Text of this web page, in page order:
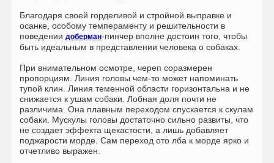
Благодаря своей горделивой и стройной выправке и
осанке, особому темпераменту и решительности в
поведении доберман-пинчер вполне достоин того, чтобы
быть идеальным в представлении человека о собаках.
При внимательном осмотре, череп соразмерен
пропорциям. Линия головы чем-то может напоминать
тупой клин. Линия теменной области горизонтальна и не
снижается к ушам собаки. Лобная доля почти не
различима. Она плавным переходом спускается к скулам
собаки. Мускулы головы достаточно сильно развиты, что
не создает эффекта щекастости, а лишь добавляет
поджарости морде. Сам переход ото лба к морде ярко и
отчетливо выражен.